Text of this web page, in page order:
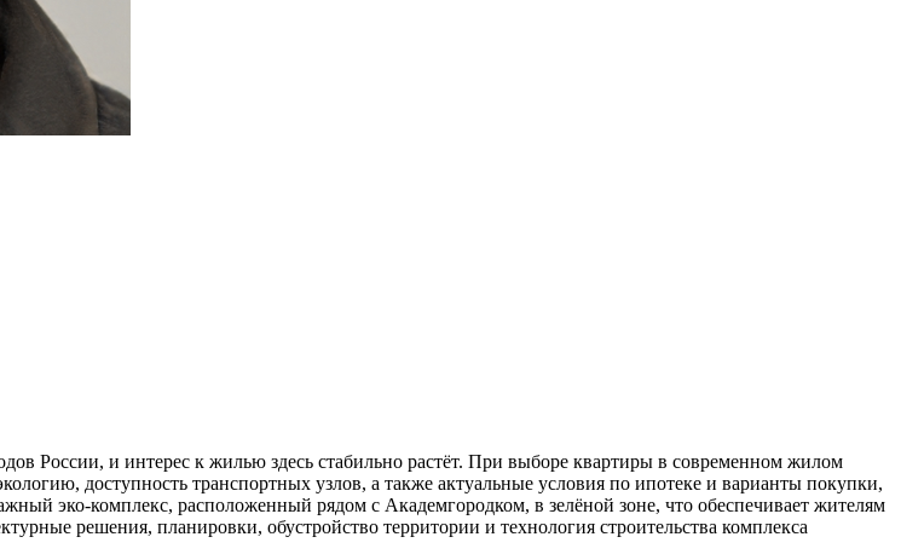
России, и интерес к жилью здесь стабильно растёт. При выборе квартиры в современном жилом
доступность транспортных узлов, а также актуальные условия по ипотеке и варианты покупки,
эко-комплекс, расположенный рядом с Академгородком, в зелёной зоне, что обеспечивает жителям
решения, планировки, обустройство территории и технология строительства комплекса